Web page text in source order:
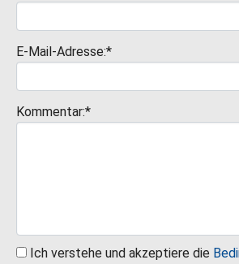
E-Mail-Adresse:*
Kommentar:*
Ich verstehe und akzeptiere die